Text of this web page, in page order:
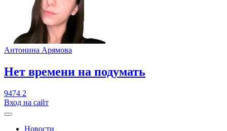
Антонина Арямова
​Нет времени на подумать
9474 2
Вход на сайт
Новости